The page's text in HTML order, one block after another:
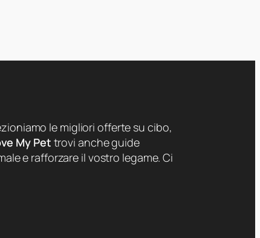
le migliori offerte su cibo,
My Pet trovi anche guide
e rafforzare il vostro legame. Ci